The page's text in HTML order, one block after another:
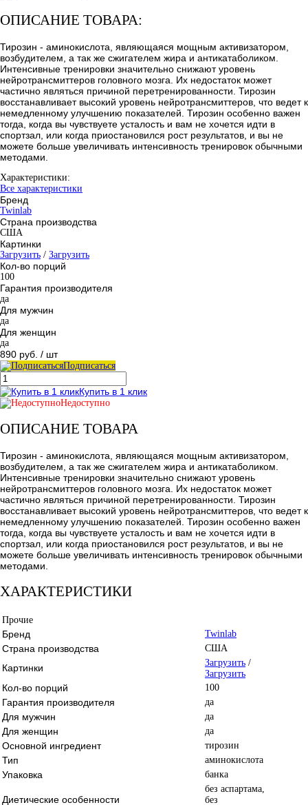
ОПИСАНИЕ ТОВАРА:
Тирозин - аминокислота, являющаяся мощным активизатором,
возбудителем, а так же сжигателем жира и антикатаболиком.
Интенсивные тренировки значительно снижают уровень
нейротрансмиттеров головного мозга. Их недостаток может
частично являться причиной перетренированности. Тирозин
восстанавливает высокий уровень нейротрансмиттеров, что ведет к
немедленному улучшению показателей. Тирозин особенно важен
тогда, когда вы чувствуете усталость и вам не хочется идти в
спортзал, или когда приостановился рост результатов, и вы не
можете больше увеличивать интенсивность тренировок обычными
методами.
Характеристики:
Все характеристики
Бренд
Twinlab
Страна производства
США
Картинки
Загрузить / Загрузить
Кол-во порций
100
Гарантия производителя
да
Для мужчин
да
Для женщин
да
890 руб. / шт
Подписаться
Купить в 1 клик
Недоступно
ОПИСАНИЕ ТОВАРА
Тирозин - аминокислота, являющаяся мощным активизатором,
возбудителем, а так же сжигателем жира и антикатаболиком.
Интенсивные тренировки значительно снижают уровень
нейротрансмиттеров головного мозга. Их недостаток может
частично являться причиной перетренированности. Тирозин
восстанавливает высокий уровень нейротрансмиттеров, что ведет к
немедленному улучшению показателей. Тирозин особенно важен
тогда, когда вы чувствуете усталость и вам не хочется идти в
спортзал, или когда приостановился рост результатов, и вы не
можете больше увеличивать интенсивность тренировок обычными
методами.
ХАРАКТЕРИСТИКИ
Прочие
Бренд Twinlab
Страна производства США
Картинки Загрузить /
Загрузить
Кол-во порций 100
Гарантия производителя да
Для мужчин да
Для женщин да
Основной ингредиент тирозин
Тип аминокислота
Упаковка банка
Диетические особенности
без аспартама,
без